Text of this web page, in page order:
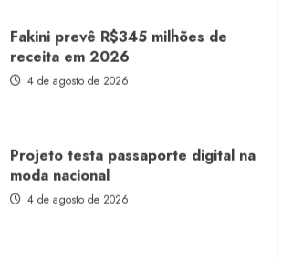
Fakini prevê R$345 milhões de
receita em 2026
4 de agosto de 2026
Projeto testa passaporte digital na
moda nacional
4 de agosto de 2026